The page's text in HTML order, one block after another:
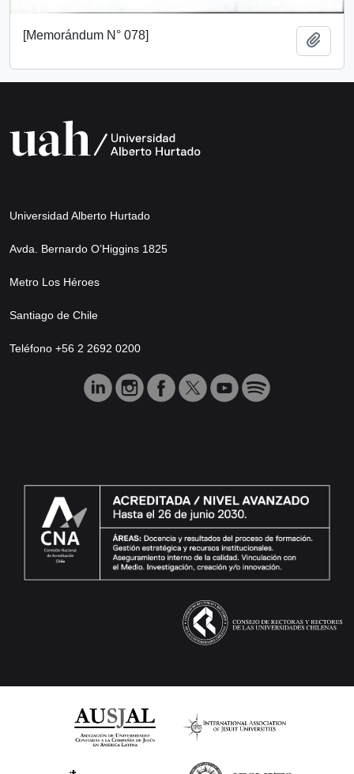
[Memorándum N° 078]
Universidad Alberto Hurtado
Avda. Bernardo O’Higgins 1825
Metro Los Héroes
Santiago de Chile
Teléfono +56 2 2692 0200